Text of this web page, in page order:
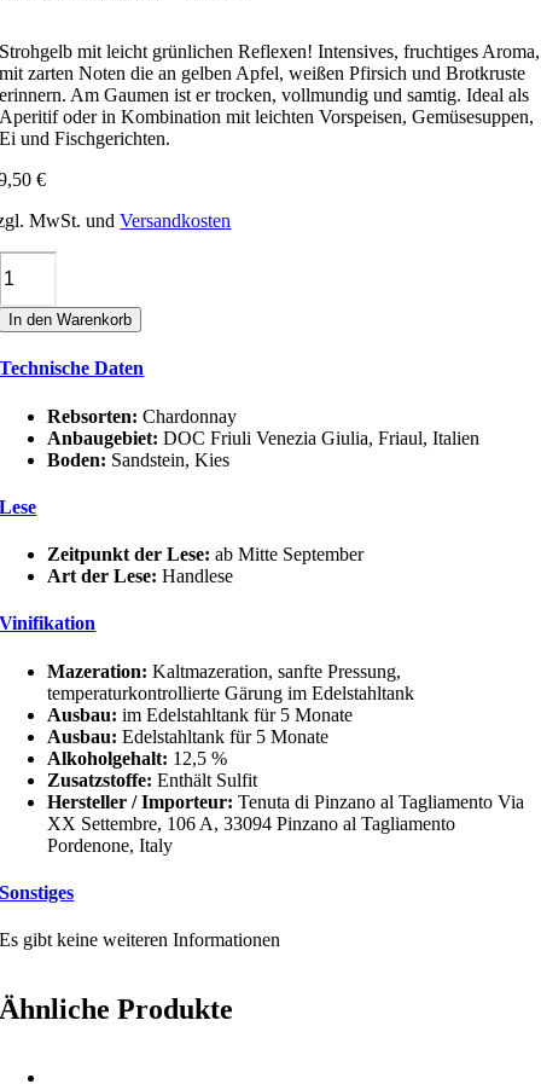
Strohgelb mit leicht grünlichen Reflexen! Intensives, fruchtiges Aroma,
mit zarten Noten die an gelben Apfel, weißen Pfirsich und Brotkruste
erinnern. Am Gaumen ist er trocken, vollmundig und samtig. Ideal als
Aperitif oder in Kombination mit leichten Vorspeisen, Gemüsesuppen,
Ei und Fischgerichten.
€
MwSt. undVersandkosten
In den Warenkorb
Technische Daten
Rebsorten:Chardonnay
Anbaugebiet:DOC Friuli Venezia Giulia, Friaul, Italien
Boden: Sandstein, Kies
Lese
Zeitpunkt der Lese:ab Mitte September
Art der Lese:Handlese
Vinifikation
Mazeration:Kaltmazeration, sanfte Pressung,
temperaturkontrollierte Gärung im Edelstahltank
Ausbau:im Edelstahltank für 5 Monate
Ausbau:Edelstahltank für 5 Monate
Alkoholgehalt: 12,5 %
Zusatzstoffe:Enthält Sulfit
Hersteller / Importeur:Tenuta di Pinzano al Tagliamento Via
XX Settembre, 106 A, 33094 Pinzano al Tagliamento
Pordenone, Italy
Sonstiges
Es gibt keine weiteren Informationen
Ähnliche Produkte